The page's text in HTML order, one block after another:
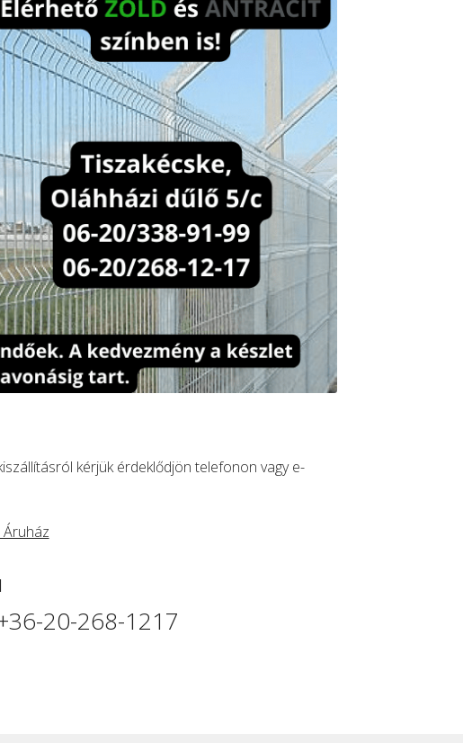
kérjük érdeklődjön telefonon vagy e-
Áruház
20-268-1217